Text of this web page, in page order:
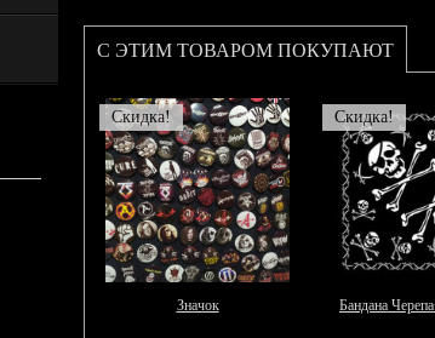
С ЭТИМ ТОВАРОМ ПОКУПАЮТ
Скидка!
Значок
Скидка!
Бандана